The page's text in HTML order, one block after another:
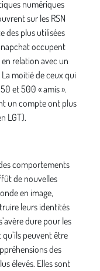
numériques
sur les RSN
des plus utilisées
occupent
relation avec un
moitié de ceux qui
et 500 « amis ».
un compte ont plus
LGT).
comportements
de nouvelles
en image,
leurs identités
dure pour les
peuvent être
des
élevés. Elles sont